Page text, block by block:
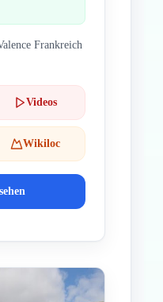
Frankreich
Videos
Wikiloc